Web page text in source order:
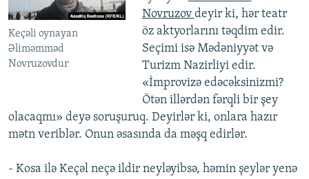
Keçəli oynayan
Əliməmməd
Novruzovdur
Novruzov deyir ki, hər teatr
öz aktyorlarını təqdim edir.
Seçimi isə Mədəniyyət və
Turizm Nazirliyi edir.
«İmprovizə edəcəksinizmi?
Ötən illərdən fərqli bir şey
olacaqmı» deyə soruşuruq. Deyirlər ki, onlara hazır
mətn veriblər. Onun əsasında da məşq edirlər.
- Kosa ilə Keçəl neçə ildir neyləyibsə, həmin şeylər yenə